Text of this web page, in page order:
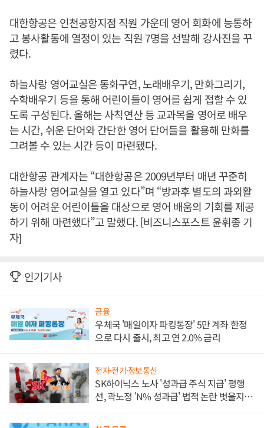
대한항공은 인천공항지점 직원 가운데 영어 회화에 능통하
고 봉사활동에 열정이 있는 직원 7명을 선발해 강사진을 꾸
렸다.
하늘사랑 영어교실은 동화구연, 노래배우기, 만화그리기,
수학배우기 등을 통해 어린이들이 영어를 쉽게 접할 수 있
도록 구성된다. 올해는 사칙연산 등 교과목을 영어로 배우
는 시간, 쉬운 단어와 간단한 영어 단어들을 활용해 만화를
그려볼 수 있는 시간 등이 마련됐다.
대한항공 관계자는 “대한항공은 2009년부터 매년 꾸준히
하늘사랑 영어교실을 열고 있다”며 “방과후 별도의 과외활
동이 어려운 어린이들을 대상으로 영어 배움의 기회를 제공
하기 위해 마련했다”고 말했다. [비즈니스포스트 윤휘종 기
자]
인기기사
금융
우체국 '매일이자 파킹통장' 5만 계좌 한정
으로 다시 출시, 최고 연 2.0% 금리
전자·전기·정보통신
SK하이닉스 노사 '성과급 주식 지급' 평행
선, 곽노정 'N% 성과급' 법적 논란 벗을지 주